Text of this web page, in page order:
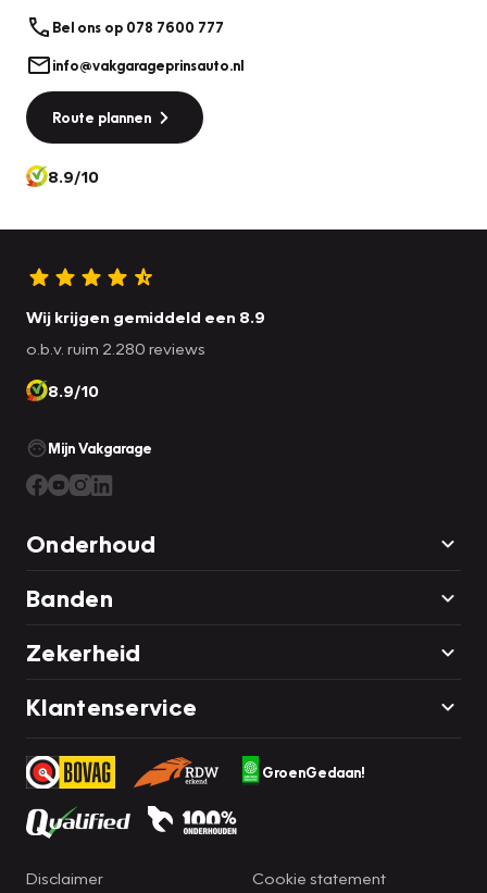
Bel ons op 078 7600 777
info@vakgarageprinsauto.nl
Route plannen
8.9/10
Wij krijgen gemiddeld een 8.9
o.b.v. ruim 2.280 reviews
8.9/10
Mijn Vakgarage
Onderhoud
Banden
Zekerheid
Klantenservice
GroenGedaan!
Disclaimer Cookie statement